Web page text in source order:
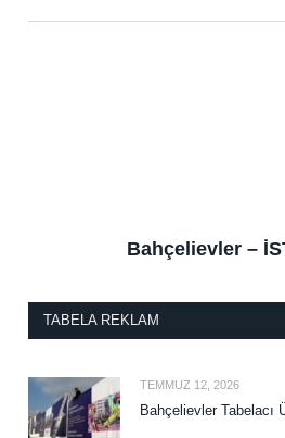
Bahçelievler –
TABELA REKLAM
TEMMUZ 12, 2026
Bahçelievler Tabelacı